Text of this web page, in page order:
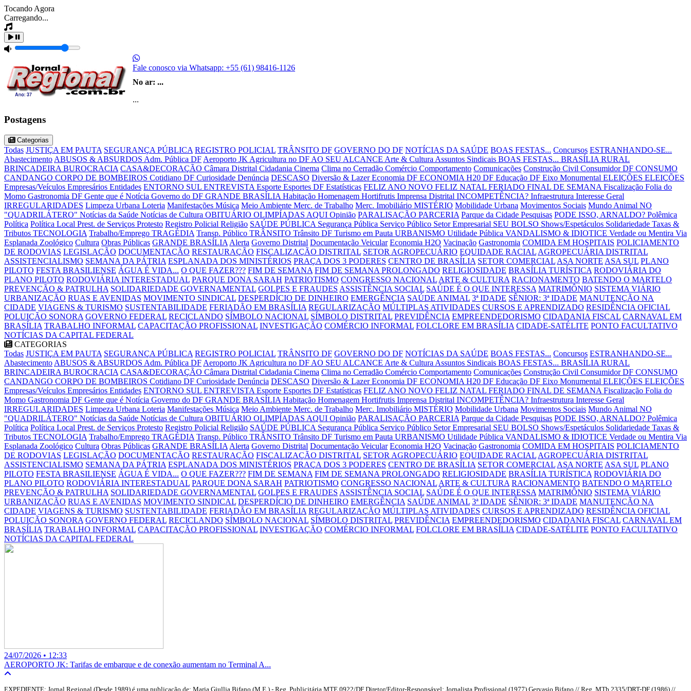
Tocando Agora
Carregando...
Fale conosco via Whatsapp: +55 (61) 98416-1126
No ar: ...
...
Postagens
Categorias
Todas JUSTIÇA EM PAUTA SEGURANÇA PÚBLICA REGISTRO POLICIAL TRÂNSITO DF GOVERNO DO DF NOTÍCIAS DA SAÚDE BOAS FESTAS... Concursos ESTRANHANDO-SE...
AbastecimentoABUSOS & ABSURDOS Adm. Pública DFAeroporto JKAgricultura no DFAO SEU ALCANCE Arte & CulturaAssuntos Sindicais BOAS FESTAS... BRASÍLIA RURAL
BRINCADEIRABUROCRACIA CASA&DECORAÇÃO Câmara Distrital Cidadania Cinema Clima no Cerradão Comércio Comportamento Comunicações Construção Civil Consumidor DF CONSUMO
CANDANGO CORPO DE BOMBEIROS Cotidiano DF Curiosidade Denúncia DESCASO Diversão & LazerEconomia DF ECONOMIA H20 DF Educação DF Eixo Monumental ELEIÇÕES ELEIÇÕES
Empresas/Veículos Empresários Entidades ENTORNO SUL ENTREVISTAEsporte Esportes DF Estatísticas FELIZ ANO NOVO FELIZ NATAL FERIADO FINAL DE SEMANAFiscalização Folia do
Momo Gastronomia DF Gente que é Notícia Governo do DF GRANDE BRASÍLIAHabitação Homenagem Hortifrutis Imprensa Distrital INCOMPETÊNCIA? Infraestrutura Interesse Geral
IRREGULARIDADES Limpeza Urbana Loteria Manifestações Música Meio Ambiente Merc. de Trabalho Merc. Imobiliário MISTÉRIO Mobilidade Urbana Movimentos Sociais Mundo Animal NO
"QUADRILÁTERO" Notícias da Saúde Notícias de Cultura OBITUÁRIO OLIMPÍADAS AQUI Opinião PARALISAÇÃO PARCERIA Parque da Cidade Pesquisas PODE ISSO, ARNALDO? Polêmica
Política Política Local Prest. de Serviços Protesto Registro Policial Religião SAÚDE PÚBLICA Segurança Pública Serviço Público Setor Empresarial SEU BOLSO Shows/Espetáculos Solidariedade Taxas &
Tributos TECNOLOGIA Trabalho/Emprego TRAGÉDIA Transp. Público TRÂNSITO Trânsito DF Turismo em Pauta URBANISMO Utilidade Pública VANDALISMO & IDIOTICE Verdade ou Mentira Via
Esplanada Zoológico Cultura Obras Públicas GRANDE BRASÍLIAAlerta Governo Distrital Documentação Veicular Economia H2O Vacinação Gastronomia COMIDA EM HOSPITAIS POLICIAMENTO
DE RODOVIAS LEGISLAÇÃO DOCUMENTAÇÃO RESTAURAÇÃO FISCALIZAÇÃO DISTRITAL SETOR AGROPECUÁRIO EQUIDADE RACIALAGROPECUÁRIA DISTRITAL
ASSISTENCIALISMO SEMANA DA PÁTRIA ESPLANADA DOS MINISTÉRIOS PRAÇA DOS 3 PODERES CENTRO DE BRASÍLIA SETOR COMERCIALASA NORTE ASA SUL PLANO
PILOTO FESTA BRASILIENSE ÁGUA É VIDA... O QUE FAZER??? FIM DE SEMANA FIM DE SEMANA PROLONGADO RELIGIOSIDADE BRASÍLIA TURÍSTICA RODOVIÁRIA DO
PLANO PILOTO RODOVIÁRIA INTERESTADUAL PARQUE DONA SARAH PATRIOTISMO CONGRESSO NACIONALARTE & CULTURA RACIONAMENTO BATENDO O MARTELO
PREVENÇÃO & PATRULHA SOLIDARIEDADE GOVERNAMENTAL GOLPES E FRAUDES ASSISTÊNCIA SOCIAL SAÚDE É O QUE INTERESSA MATRIMÔNIO SISTEMA VIÁRIO
URBANIZAÇÃO RUAS E AVENIDAS MOVIMENTO SINDICAL DESPERDÍCIO DE DINHEIRO EMERGÊNCIA SAÚDE ANIMAL 3ª IDADE SÊNIOR: 3ª IDADE MANUTENÇÃO NA
CIDADE VIAGENS & TURISMO SUSTENTABILIDADE FERIADÃO EM BRASÍLIA REGULARIZAÇÃO MÚLTIPLAS ATIVIDADES CURSOS E APRENDIZADO RESIDÊNCIA OFICIAL
POLUIÇÃO SONORA GOVERNO FEDERAL RECICLANDO SÍMBOLO NACIONAL SÍMBOLO DISTRITAL PREVIDÊNCIA EMPREENDEDORISMO CIDADANIA FISCAL CARNAVAL EM
BRASÍLIA TRABALHO INFORMAL CAPACITAÇÃO PROFISSIONAL INVESTIGAÇÃO COMÉRCIO INFORMAL FOLCLORE EM BRASÍLIA CIDADE-SATÉLITE PONTO FACULTATIVO
NOTÍCIAS DA CAPITAL FEDERAL
CATEGORIAS
Todas JUSTIÇA EM PAUTA SEGURANÇA PÚBLICA REGISTRO POLICIAL TRÂNSITO DF GOVERNO DO DF NOTÍCIAS DA SAÚDE BOAS FESTAS... Concursos ESTRANHANDO-SE...
AbastecimentoABUSOS & ABSURDOS Adm. Pública DFAeroporto JKAgricultura no DFAO SEU ALCANCE Arte & CulturaAssuntos Sindicais BOAS FESTAS... BRASÍLIA RURAL
BRINCADEIRABUROCRACIA CASA&DECORAÇÃO Câmara Distrital Cidadania Cinema Clima no Cerradão Comércio Comportamento Comunicações Construção Civil Consumidor DF CONSUMO
CANDANGO CORPO DE BOMBEIROS Cotidiano DF Curiosidade Denúncia DESCASO Diversão & LazerEconomia DF ECONOMIA H20 DF Educação DF Eixo Monumental ELEIÇÕES ELEIÇÕES
Empresas/Veículos Empresários Entidades ENTORNO SUL ENTREVISTAEsporte Esportes DF Estatísticas FELIZ ANO NOVO FELIZ NATAL FERIADO FINAL DE SEMANAFiscalização Folia do
Momo Gastronomia DF Gente que é Notícia Governo do DF GRANDE BRASÍLIAHabitação Homenagem Hortifrutis Imprensa Distrital INCOMPETÊNCIA? Infraestrutura Interesse Geral
IRREGULARIDADES Limpeza Urbana Loteria Manifestações Música Meio Ambiente Merc. de Trabalho Merc. Imobiliário MISTÉRIO Mobilidade Urbana Movimentos Sociais Mundo Animal NO
"QUADRILÁTERO" Notícias da Saúde Notícias de Cultura OBITUÁRIO OLIMPÍADAS AQUI Opinião PARALISAÇÃO PARCERIA Parque da Cidade Pesquisas PODE ISSO, ARNALDO? Polêmica
Política Política Local Prest. de Serviços Protesto Registro Policial Religião SAÚDE PÚBLICA Segurança Pública Serviço Público Setor Empresarial SEU BOLSO Shows/Espetáculos Solidariedade Taxas &
Tributos TECNOLOGIA Trabalho/Emprego TRAGÉDIA Transp. Público TRÂNSITO Trânsito DF Turismo em Pauta URBANISMO Utilidade Pública VANDALISMO & IDIOTICE Verdade ou Mentira Via
Esplanada Zoológico Cultura Obras Públicas GRANDE BRASÍLIAAlerta Governo Distrital Documentação Veicular Economia H2O Vacinação Gastronomia COMIDA EM HOSPITAIS POLICIAMENTO
DE RODOVIAS LEGISLAÇÃO DOCUMENTAÇÃO RESTAURAÇÃO FISCALIZAÇÃO DISTRITAL SETOR AGROPECUÁRIO EQUIDADE RACIALAGROPECUÁRIA DISTRITAL
ASSISTENCIALISMO SEMANA DA PÁTRIA ESPLANADA DOS MINISTÉRIOS PRAÇA DOS 3 PODERES CENTRO DE BRASÍLIA SETOR COMERCIALASA NORTE ASA SUL PLANO
PILOTO FESTA BRASILIENSE ÁGUA É VIDA... O QUE FAZER??? FIM DE SEMANA FIM DE SEMANA PROLONGADO RELIGIOSIDADE BRASÍLIA TURÍSTICA RODOVIÁRIA DO
PLANO PILOTO RODOVIÁRIA INTERESTADUAL PARQUE DONA SARAH PATRIOTISMO CONGRESSO NACIONALARTE & CULTURA RACIONAMENTO BATENDO O MARTELO
PREVENÇÃO & PATRULHA SOLIDARIEDADE GOVERNAMENTAL GOLPES E FRAUDES ASSISTÊNCIA SOCIAL SAÚDE É O QUE INTERESSA MATRIMÔNIO SISTEMA VIÁRIO
URBANIZAÇÃO RUAS E AVENIDAS MOVIMENTO SINDICAL DESPERDÍCIO DE DINHEIRO EMERGÊNCIA SAÚDE ANIMAL 3ª IDADE SÊNIOR: 3ª IDADE MANUTENÇÃO NA
CIDADE VIAGENS & TURISMO SUSTENTABILIDADE FERIADÃO EM BRASÍLIA REGULARIZAÇÃO MÚLTIPLAS ATIVIDADES CURSOS E APRENDIZADO RESIDÊNCIA OFICIAL
POLUIÇÃO SONORA GOVERNO FEDERAL RECICLANDO SÍMBOLO NACIONAL SÍMBOLO DISTRITAL PREVIDÊNCIA EMPREENDEDORISMO CIDADANIA FISCAL CARNAVAL EM
BRASÍLIA TRABALHO INFORMAL CAPACITAÇÃO PROFISSIONAL INVESTIGAÇÃO COMÉRCIO INFORMAL FOLCLORE EM BRASÍLIA CIDADE-SATÉLITE PONTO FACULTATIVO
NOTÍCIAS DA CAPITAL FEDERAL
24/07/2026 • 12:33
AEROPORTO JK: Tarifas de embarque e de conexão aumentam no Terminal A...
EXPEDIENTE: Jornal Regional (Desde 1989) é uma publicação de: Maria Giullia Bifano (M.E.) - Reg. Publicitária MTE 0922/DF Diretor/Editor-Responsável: Jornalista Profissional (1977) Gervasio Bifano // Reg. MTb 2335/DRT-DF (1986) //